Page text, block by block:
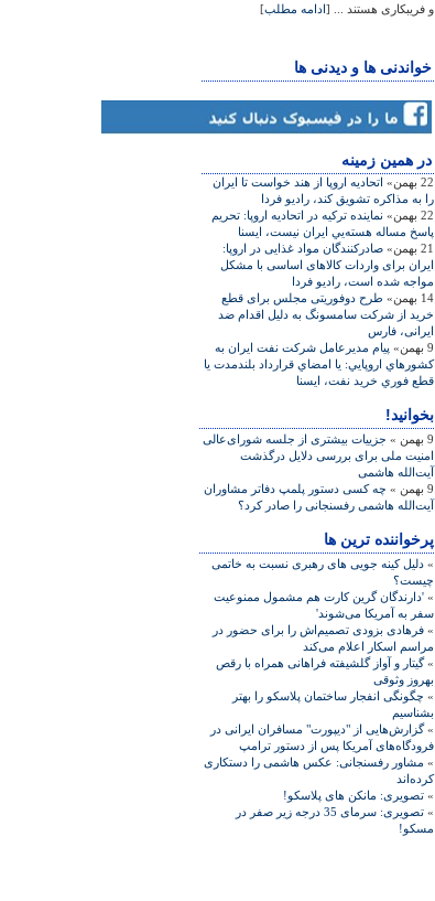
و فریبکاری هستند ... [ادامه مطلب]
خواندنی ها و دیدنی ها
در همين زمينه
22 بهمن»
اتحاديه اروپا از هند خواست تا ايران
را به مذاکره تشويق کند، رادیو فردا
22 بهمن»
نماينده تركيه در اتحاديه اروپا: تحريم‌
پاسخ مساله هسته‌يي ايران نيست، ایسنا
21 بهمن»
صادرکنندگان مواد غذايی در اروپا:
ايران برای واردات کالاهای اساسی با مشکل
مواجه شده است، رادیو فردا
14 بهمن»
طرح دوفوریتی مجلس برای قطع
خرید از شرکت سامسونگ به دلیل اقدام ضد
ایرانی، فارس
9 بهمن»
پيام مديرعامل شركت نفت ایران به
كشورهاي اروپایي: يا امضاي قرارداد بلندمدت يا
قطع فوري خرید نفت، ایسنا
بخوانید!
9 بهمن »
جزییات بیشتری از جلسه شورای‌عالی
امنیت ملی برای بررسی دلایل درگذشت
آیت‌الله هاشمی
9 بهمن »
چه کسی دستور پلمپ دفاتر مشاوران
آیت‌الله هاشمی رفسنجانی را صادر کرد؟
پرخواننده ترین ها
» دلیل کینه جویی های رهبری نسبت به خاتمی
چیست؟
» 'دارندگان گرین کارت هم مشمول ممنوعیت
سفر به آمریکا می‌شوند'
» فرهادی بزودی تصمیم‌اش را برای حضور در
مراسم اسکار اعلام می‌کند
»گیتار و آواز گلشیفته فراهانی همراه با رقص
بهروز وثوقی
» چگونگی انفجار ساختمان پلاسکو را بهتر
بشناسیم
»گزارش‌هایی از "دیپورت" مسافران ایرانی در
فرودگاه‌های آمریکا پس از دستور ترامپ
» مشاور رفسنجانی: عکس هاشمی را دستکاری
کرده‌اند
» تصویری: مانکن های پلاسکو!
»
تصویری: سرمای 35 درجه زیر صفر در
مسکو!